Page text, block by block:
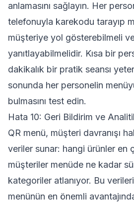
anlamasını sağlayın. Her
telefonuyla karekodu tarayıp
müşteriye yol gösterebilmeli
yanıtlayabilmelidir. Kısa bir
dakikalık bir pratik seansı
sonunda her personelin
bulmasını test edin.
Hata 10: Geri Bildirim ve
QR menü, müşteri davranışı
veriler sunar: hangi ürünler en
müşteriler menüde ne kadar
kategoriler atlanıyor. Bu
menünün en önemli